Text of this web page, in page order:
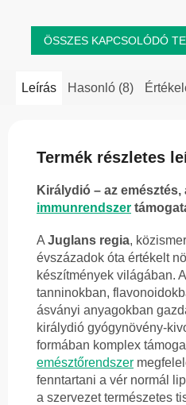
ÖSSZES KAPCSOLÓDÓ
Leírás Hasonló (8)
Termék részletes
Királydió – az emésztés,
immunrendszer
A Juglans regia,
évszázadok óta értékelt
készítmények világában.
tanninokban,
ásványi anyagokban
királydió gyógynövény-
formában komplex
emésztőrendszer
fenntartani a vér normál
a szervezet természetes